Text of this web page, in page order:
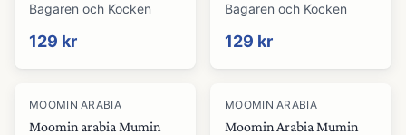
Bagaren och Kocken
129 kr
Bagaren och Kocken
129 kr
MOOMIN ARABIA
Moomin arabia Mumin
-40%
MOOMIN ARABIA
Moomin Arabia Mumin